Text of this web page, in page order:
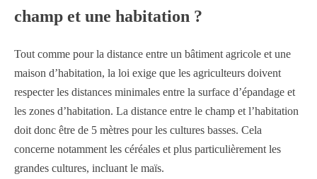
champ et une habitation ?
Tout comme pour la distance entre un bâtiment agricole et une
maison d’habitation, la loi exige que les agriculteurs doivent
respecter les distances minimales entre la surface d’épandage et
les zones d’habitation. La distance entre le champ et l’habitation
doit donc être de 5 mètres pour les cultures basses. Cela
concerne notamment les céréales et plus particulièrement les
grandes cultures, incluant le maïs.